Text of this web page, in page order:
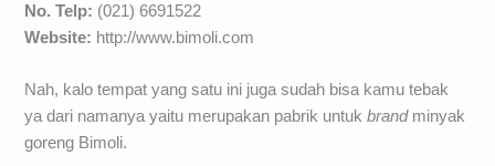
No. Telp: (021) 6691522
Website: http://www.bimoli.com
Nah, kalo tempat yang satu ini juga sudah bisa kamu tebak
ya dari namanya yaitu merupakan pabrik untukbrand minyak
goreng Bimoli.